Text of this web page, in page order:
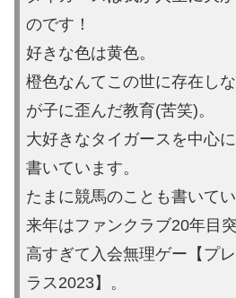
のです！
好きな色は黄色。
橙色なんてこの世に存在し
が子に歪んだ教育(苦笑)。
大好きなタイガースを中心
書いています。
たまに競馬のことも書いてい
来年はファンクラブ20年目突
高すぎて入会無理ゲー【プレ
ラス2023】。